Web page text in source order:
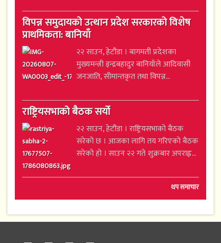
विपन्न समुदायको उत्थान प्रदेश सरकारको विशेष
प्राथमिकता: बानियाँ
२२ साउन, हेटौंडा । बागमती प्रदेशका
मुख्यमन्त्री इन्द्रबहादुर बानियाँले आदिवासी
जनजाति, सीमान्तकृत तथा विपन्न...
राष्ट्रियसभाको बैठक सर्यो
२२ साउन, हेटौंडा । राष्ट्रियसभाको बैठक
सरेको छ । आजका लागि तय गरिएको बैठक
सरेको हो । साउन २२ गते शुक्रबार अपराह्न...
थप समाचार